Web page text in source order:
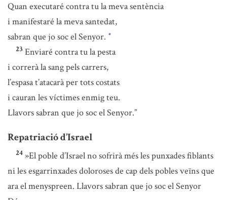
Quan executaré contra tu la meva sentència
i manifestaré la meva santedat,
sabran que jo soc el Senyor. *
23 Enviaré contra tu la pesta
i correrà la sang pels carrers,
l’espasa t’atacarà per tots costats
i cauran les víctimes enmig teu.
Llavors sabran que jo soc el Senyor.”
Repatriació d’Israel
24 »El poble d’Israel no sofrirà més les punxades fiblants
ni les esgarrinxades doloroses de cap dels pobles veïns que
ara el menyspreen. Llavors sabran que jo soc el Senyor